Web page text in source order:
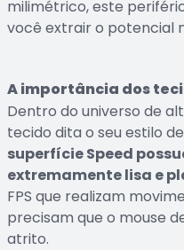
milimétrico, este
você extrair o potencial
A importância dos
Dentro do universo de
tecido dita o seu estilo
superfície Speed
extremamente lisa e
FPS que realizam
precisam que o mouse
atrito.